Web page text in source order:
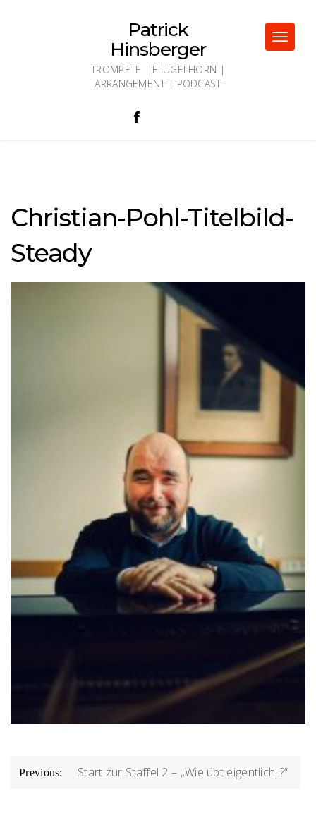
Patrick
Hinsberger
TROMPETE | FLUGELHORN |
ARRANGEMENT | PODCAST
Toggle
Christian-Pohl-Titelbild-
Steady
Beitragsnavigation
Previous: Start zur Staffel 2 – „Wie übt eigentlich..?“